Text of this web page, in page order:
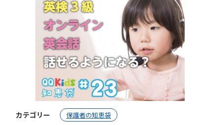
カテゴリー 保護者の知恵袋